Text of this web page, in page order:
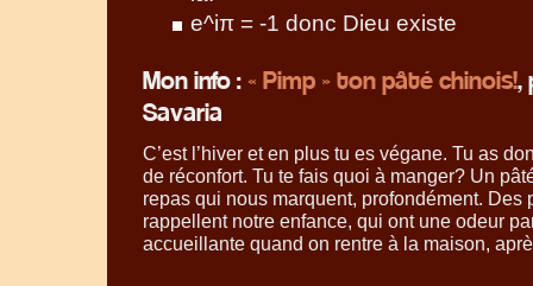
e^iπ = -1 donc Dieu existe
Mon info : « Pimp » ton pâté chinois!,
Savaria
C’est l’hiver et en plus tu es végane. Tu as
de réconfort. Tu te fais quoi à manger? Un
repas qui nous marquent, profondément. Des
rappellent notre enfance, qui ont une odeur
accueillante quand on rentre à la maison,